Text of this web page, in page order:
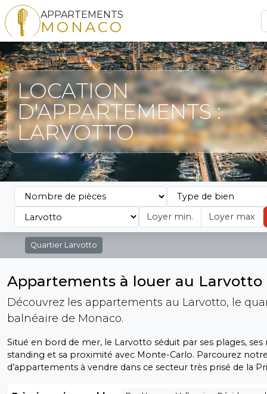
APPARTEMENTS
MONACO
LOCATION
D'APPARTEMENTS :
LARVOTTO
Quartier Larvotto
Appartements à louer au Larvotto
Découvrez les appartements au Larvotto, le
balnéaire de Monaco.
Situé en bord de mer, le Larvotto séduit par ses plages, ses
standing et sa proximité avec Monte-Carlo. Parcourez
d’appartements à vendre dans ce secteur très prisé de la